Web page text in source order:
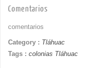
Comentarios
comentarios
Category : Tláhuac
Tags : colonias Tláhuac